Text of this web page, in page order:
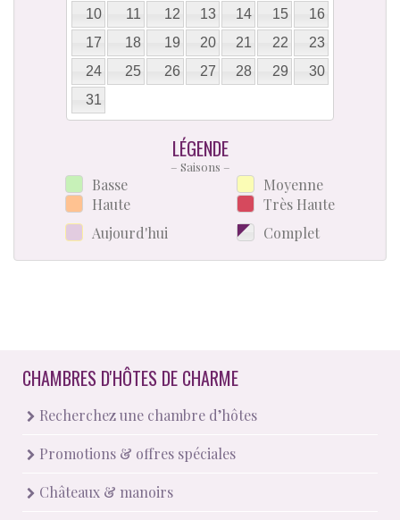
10
11 12 13 14 15
16
17
18 19 20 21 22
23
24
25 26 27 28 29
30
31
LÉGENDE
– Saisons –
Basse
Haute
Aujourd'hui
Moyenne
Très Haute
Complet
CHAMBRES D'HÔTES DE CHARME
Recherchez une chambre d’hôtes
Promotions & offres spéciales
Châteaux & manoirs